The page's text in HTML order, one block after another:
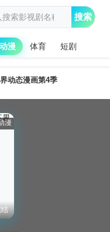
动漫 体育 短剧
搜索
动态漫画第4季
漫